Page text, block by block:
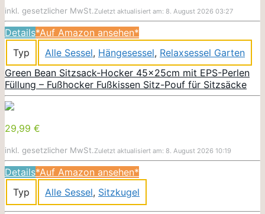
inkl. gesetzlicher MwSt.Zuletzt aktualisiert am: 8. August 2026 03:27
Details*Auf Amazon ansehen*
Typ
Alle Sessel, Hängesessel, Relaxsessel Garten
Green Bean Sitzsack-Hocker 45x25cm mit EPS-Perlen
Füllung – Fußhocker Fußkissen Sitz-Pouf für Sitzsäcke
29,99 €
inkl. gesetzlicher MwSt.Zuletzt aktualisiert am: 8. August 2026 10:19
Details*Auf Amazon ansehen*
Typ
Alle Sessel, Sitzkugel